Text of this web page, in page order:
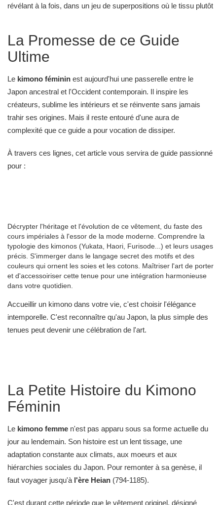
révélant à la fois, dans un jeu de superpositions où le tissu plutôt
d'un art de vivre où la beauté est dans le détail et le respect des
rituels.
La Promesse de ce Guide
Ultime
Le kimono féminin est aujourd'hui une passerelle entre le
Japon ancestral et l'Occident contemporain. Il inspire les
créateurs, sublime les intérieurs et se réinvente sans jamais
trahir ses origines. Mais il reste entouré d'une aura de
complexité que ce guide a pour vocation de dissiper.
À travers ces lignes, cet article vous servira de guide passionné
pour :
Décrypter l'héritage et l'évolution de ce vêtement, du faste des
cours impériales à l'essor de la mode moderne. Comprendre la
typologie des kimonos (Yukata, Haori, Furisode...) et leurs usages
précis. S'immerger dans le langage secret des motifs et des
couleurs qui ornent les soies et les cotons. Maîtriser l'art de porter
et d'accessoiriser cette tenue pour une intégration harmonieuse
dans votre quotidien.
Accueillir un kimono dans votre vie, c'est choisir l'élégance
intemporelle. C'est reconnaître qu'au Japon, la plus simple des
tenues peut devenir une célébration de l'art.
La Petite Histoire du Kimono
Féminin
Le kimono femme n'est pas apparu sous sa forme actuelle du
jour au lendemain. Son histoire est un lent tissage, une
adaptation constante aux climats, aux moeurs et aux
hiérarchies sociales du Japon. Pour remonter à sa genèse, il
faut voyager jusqu'à l'ère Heian (794-1185).
C'est durant cette période que le vêtement originel, désigné